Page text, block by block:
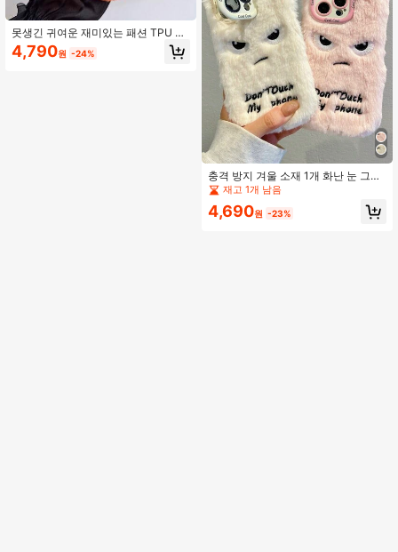
못생긴 귀여운 재미있는 패션 TPU 겨
울 따뜻한 소재 2025 새로운 플러시
카툰 재미있는 오렌지 표정 휴대폰 케
4,790원 -24%
충격 방지 겨울 소재 1개 화난 눈 그래
픽 및 카메라 링 홀더가 있는 플러시
폰 케이스 Apple 폰 호환 낙하 방지 긁
힘 방지 생일 선물 기념일 선물
재고 1개 남음
4,690원 -23%